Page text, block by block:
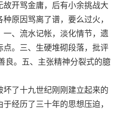
开骂金庸，后有小余挑战大
原因骂离了谱，要么过火，
、流水记帐，淡化情节，遗
。三、生硬堆砌段落，批评
良。五、主张精神分裂式的臆
了十九世纪刚刚建立起来的
经历了三十年的思想压迫，